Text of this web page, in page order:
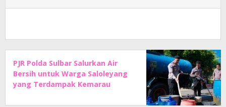
PJR Polda Sulbar Salurkan Air
Bersih untuk Warga Saloleyang
yang Terdampak Kemarau